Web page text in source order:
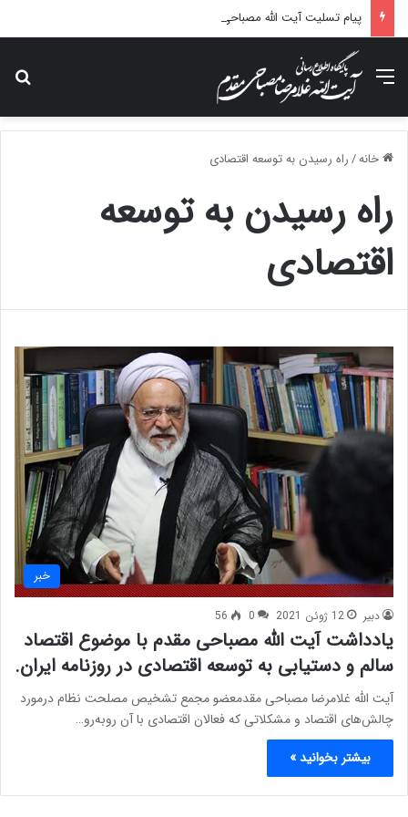
منو
خانه/راه رسیدن به توسعه اقتصادی
راه رسیدن به توسعه
اقتصادی
خبر
دبیر 12 ژوئن 2021 0
56
یادداشت آیت الله مصباحی مقدم با موضوع اقتصاد
سالم و دستیابی به توسعه اقتصادی در روزنامه ایران.
آیت الله غلامرضا مصباحی مقدمعضو مجمع تشخیص مصلحت نظام درمورد
چالش‌های اقتصاد و مشکلاتی که فعالان اقتصادی با آن روبه‌رو…
بیشتر بخوانید »